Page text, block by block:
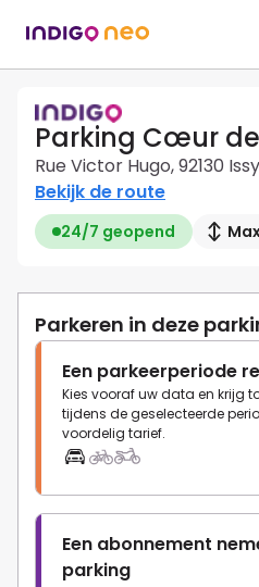
Parking Cœur
Rue Victor Hugo, 92130
Bekijk de route
24/7 geopend
Parkeren in deze
Een parkeerperiode
Kies vooraf uw data en krijg
tijdens de geselecteerde
voordelig tarief.
Een abonnement
parking